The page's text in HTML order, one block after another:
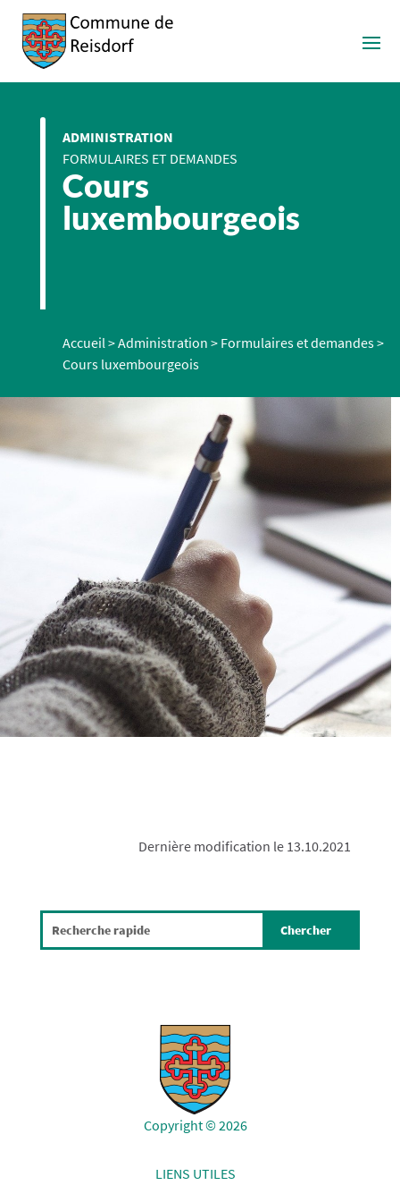
ADMINISTRATION
FORMULAIRES ET DEMANDES
Cours
luxembourgeois
Accueil>Administration > Formulaires et demandes>
Cours luxembourgeois
Dernière modification le 13.10.2021
Copyright © 2026
LIENS UTILES